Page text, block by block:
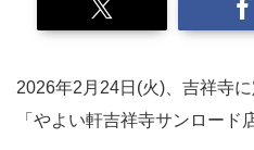
2026年2月24日(火)、吉祥寺
「やよい軒吉祥寺サンロード